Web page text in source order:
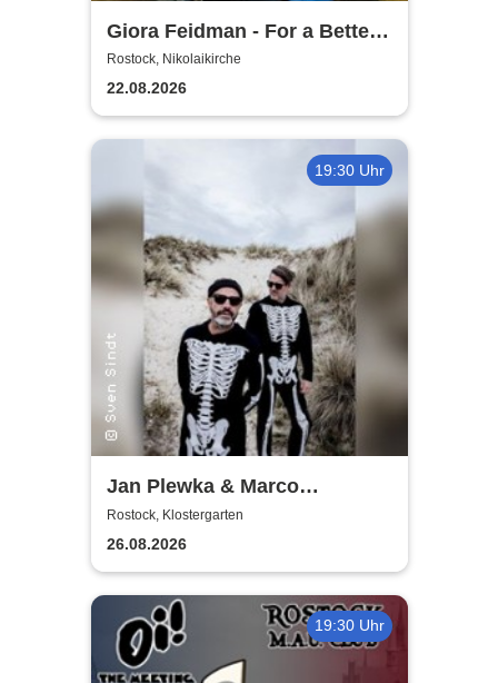
Giora Feidman - For a Better
World
Rostock, Nikolaikirche
22.08.2026
19:30 Uhr
Jan Plewka & Marco
Schmedtje - Between the
Lights
Rostock, Klostergarten
26.08.2026
19:30 Uhr